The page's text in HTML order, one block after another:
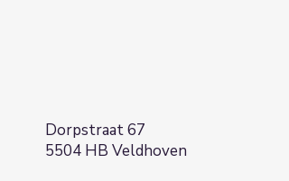
Dorpstraat 67
5504 HB Veldhoven